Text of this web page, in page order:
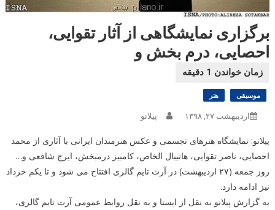
برگزاری نمایشگاهی از آثار تقوایی،
احصایی، درم بخش و
موسیقی هنر
اردیبهشت ۲۷, ۱۳۹۸ پیلانو
پیلانو: نمایشگاه هنرهای تجسمی و عکس هنرمندان ایرانی با آثاری از محمد
احصایی، ناصر تقوایی، هانیبال الخاص، کامبیز درمبخش، ایرج شافعی و…
روز جمعه (۲۷ اردیبهشت) در آرت تایم گالری افتتاح می شود و تا یکم خرداد
نیز ادامه دارد.
به گزارش پیلانو به نقل از ایسنا و به نقل روابط عمومی آرت تایم گالری،